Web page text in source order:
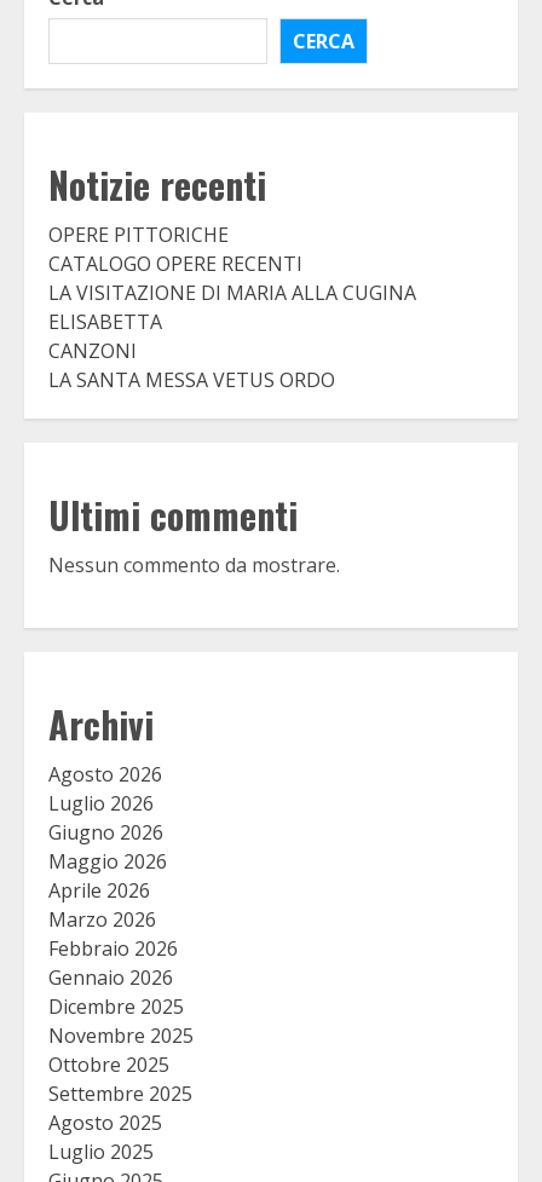
CERCA
Notizie recenti
OPERE PITTORICHE
CATALOGO OPERE RECENTI
LA VISITAZIONE DI MARIA ALLA CUGINA
ELISABETTA
CANZONI
LA SANTA MESSA VETUS ORDO
Ultimi commenti
Nessun commento da mostrare.
Archivi
Agosto 2026
Luglio 2026
Giugno 2026
Maggio 2026
Aprile 2026
Marzo 2026
Febbraio 2026
Gennaio 2026
Dicembre 2025
Novembre 2025
Ottobre 2025
Settembre 2025
Agosto 2025
Luglio 2025